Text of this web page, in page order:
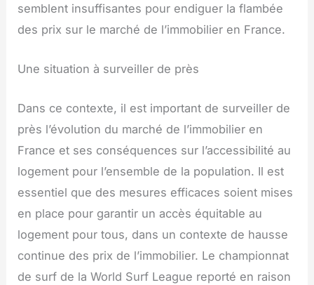
semblent insuffisantes pour endiguer la flambée
des prix sur le marché de l’immobilier en France.
Une situation à surveiller de près
Dans ce contexte, il est important de surveiller de
près l’évolution du marché de l’immobilier en
France et ses conséquences sur l’accessibilité au
logement pour l’ensemble de la population. Il est
essentiel que des mesures efficaces soient mises
en place pour garantir un accès équitable au
logement pour tous, dans un contexte de hausse
continue des prix de l’immobilier. Le championnat
de surf de la World Surf League reporté en raison